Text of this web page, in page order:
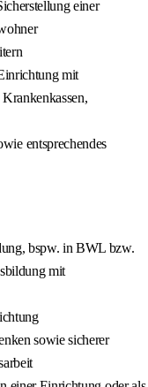
einer
mit
entsprechendes
bspw. in BWL bzw.
mit
sowie sicherer